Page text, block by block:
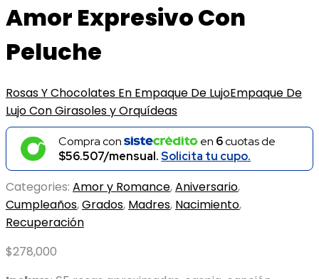
Amor Expresivo Con
Peluche
Rosas Y Chocolates En Empaque De LujoEmpaque De
Lujo Con Girasoles y Orquídeas
Compra con en 6cuotas de
$56.507/mensual.Solicita tu cupo.
Categories: Amor y Romance,Aniversario,
Cumpleaños,Grados, Madres, Nacimiento,
Recuperación
$278,000